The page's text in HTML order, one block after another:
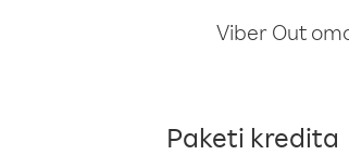
Viber Out
Paketi kredita